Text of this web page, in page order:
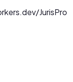
JurisPro